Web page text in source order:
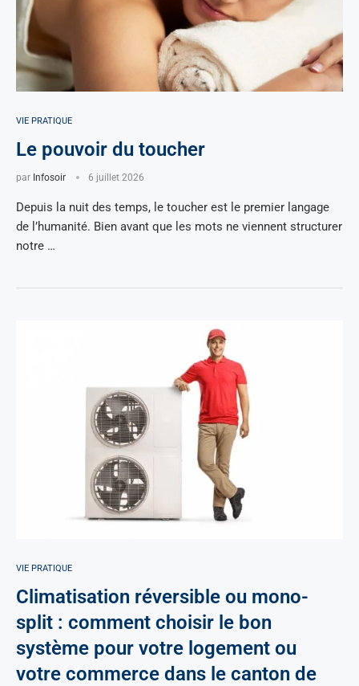
VIE PRATIQUE
Le pouvoir du toucher
par Infosoir 6 juillet 2026
Depuis la nuit des temps, le toucher est le premier langage
de l’humanité. Bien avant que les mots ne viennent structurer
notre …
VIE PRATIQUE
Climatisation réversible ou mono-
split : comment choisir le bon
système pour votre logement ou
votre commerce dans le canton de